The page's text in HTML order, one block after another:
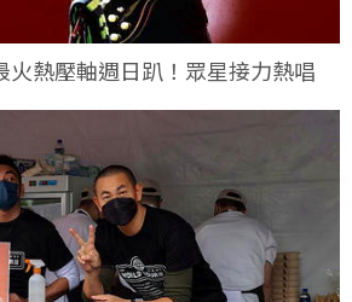
火熱壓軸週日趴！眾星接力熱唱